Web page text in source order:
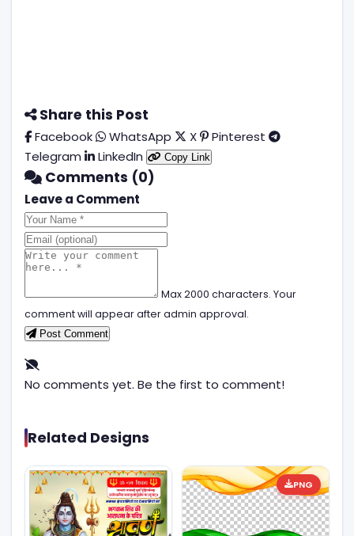
Share this Post
Facebook WhatsApp X
Pinterest
Telegram
LinkedIn Copy Link
Comments (0)
Leave a Comment
Max 2000 characters. Your
comment will appear after admin approval.
Post Comment
No comments yet. Be the first to comment!
Related Designs
PNG